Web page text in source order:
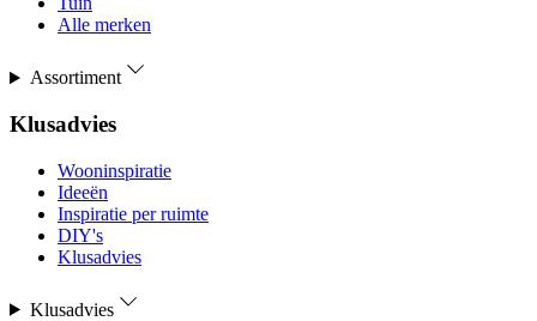
Alle merken
Assortiment
Klusadvies
Wooninspiratie
Ideeën
Inspiratie per ruimte
DIY's
Klusadvies
Klusadvies